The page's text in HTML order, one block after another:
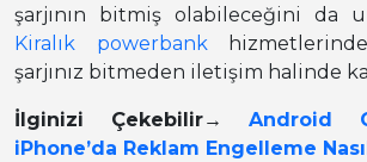
şarjının bitmiş olabileceğini da
Kiralık powerbank
şarjınız bitmeden iletişim halinde
İlginizi Çekebilir→ Android
iPhone’da Reklam Engelleme Nasıl